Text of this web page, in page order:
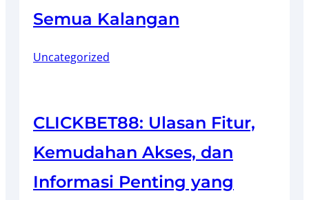
Semua Kalangan
Uncategorized
CLICKBET88: Ulasan Fitur,
Kemudahan Akses, dan
Informasi Penting yang